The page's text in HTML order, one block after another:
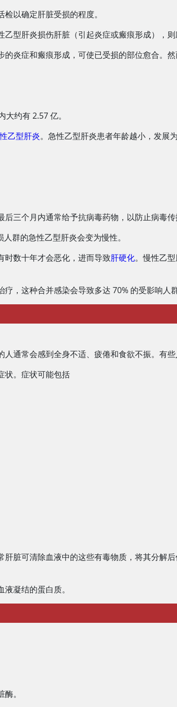
以确定肝脏受损的程度。
型肝炎损伤肝脏（引起炎症或瘢痕形成），则
炎症和瘢痕形成，可使已受损的部位愈合。然
约有 2.57 亿。
乙型肝炎。急性乙型肝炎患者年龄越小，发展
三个月内通常给予抗病毒药物，以防止病毒传
群的急性乙型肝炎会变为慢性。
时数十年才会恶化，进而导致肝硬化。慢性乙
，这种合并感染会导致多达 70% 的受影响人
通常会感到全身不适、疲倦和食欲不振。有些
状。症状可能包括
脏可清除血液中的这些有毒物质，将其分解
凝结的蛋白质。
。